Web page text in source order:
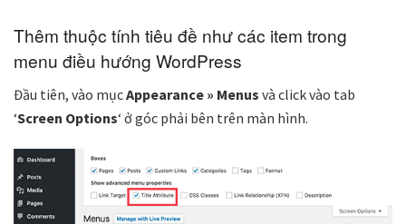
Thêm thuộc tính tiêu đề như các item trong
menu điều hướng WordPress
Đầu tiên, vào mụcAppearance » Menus và click vào tab
‘Screen Options‘ ở góc phải bên trên màn hình.